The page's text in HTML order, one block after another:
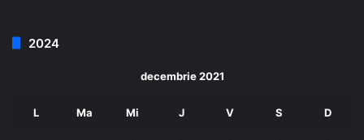
2024
decembrie 2021
L Ma Mi J V S D